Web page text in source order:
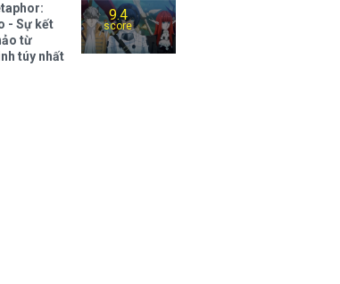
9.4
score
- Sự kết
từ
túy nhất